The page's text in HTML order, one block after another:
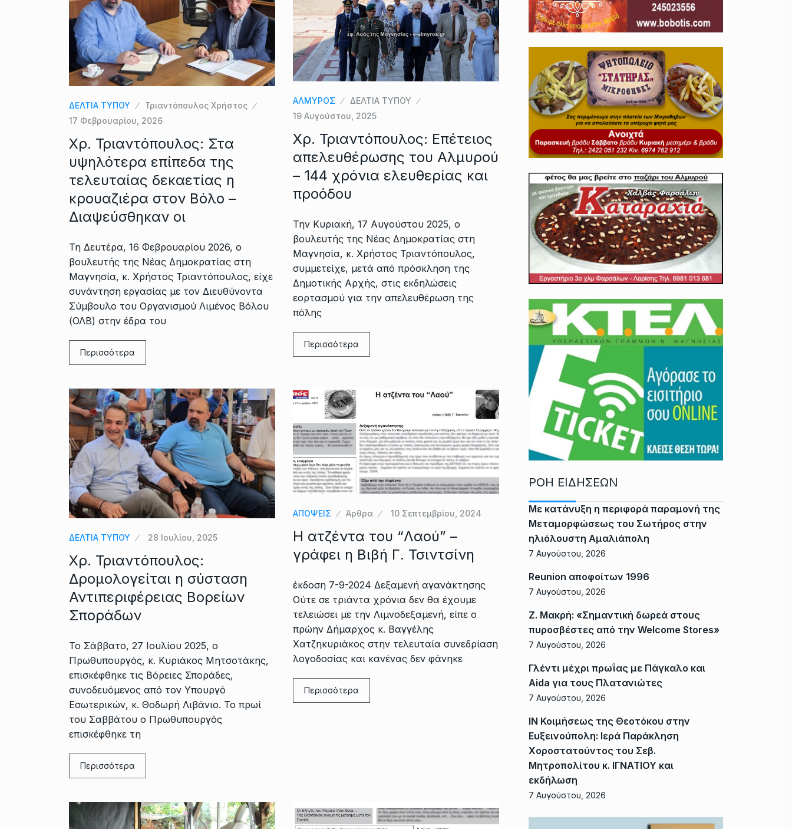
ΔΕΛΤΙΑ ΤΥΠΟΥ
Τριαντόπουλος Χρήστος
17 Φεβρουαρίου, 2026
Χρ. Τριαντόπουλος: Στα
υψηλότερα επίπεδα της
τελευταίας δεκαετίας η
κρουαζιέρα στον Βόλο –
Διαψεύσθηκαν οι
Τη Δευτέρα, 16 Φεβρουαρίου 2026, ο
βουλευτής της Νέας Δημοκρατίας στη
Μαγνησία, κ. Χρήστος Τριαντόπουλος, είχε
συνάντηση εργασίας με τον Διευθύνοντα
Σύμβουλο του Οργανισμού Λιμένος Βόλου
(ΟΛΒ) στην έδρα του
Περισσότερα
ΑΛΜΥΡΟΣ
ΔΕΛΤΙΑ ΤΥΠΟΥ
19 Αυγούστου, 2025
Χρ. Τριαντόπουλος: Επέτειος
απελευθέρωσης του Αλμυρού
– 144 χρόνια ελευθερίας και
προόδου
Την Κυριακή, 17 Αυγούστου 2025, ο
βουλευτής της Νέας Δημοκρατίας στη
Μαγνησία, κ. Χρήστος Τριαντόπουλος,
συμμετείχε, μετά από πρόσκληση της
Δημοτικής Αρχής, στις εκδηλώσεις
εορτασμού για την απελευθέρωση της
πόλης
Περισσότερα
ΔΕΛΤΙΑ ΤΥΠΟΥ 28 Ιουλίου, 2025
Χρ. Τριαντόπουλος:
Δρομολογείται η σύσταση
Αντιπεριφέρειας Βορείων
Σποράδων
Το Σάββατο, 27 Ιουλίου 2025, ο
Πρωθυπουργός, κ. Κυριάκος Μητσοτάκης,
επισκέφθηκε τις Βόρειες Σποράδες,
συνοδευόμενος από τον Υπουργό
Εσωτερικών, κ. Θοδωρή Λιβάνιο. Το πρωί
του Σαββάτου ο Πρωθυπουργός
επισκέφθηκε τη
Περισσότερα
ΑΠΟΨΕΙΣ Άρθρα 10 Σεπτεμβρίου, 2024
Η ατζέντα του “Λαού” –
γράφει η Βιβή Γ. Τσιντσίνη
έκδοση 7-9-2024 Δεξαμενή αγανάκτησης
Ούτε σε τριάντα χρόνια δεν θα έχουμε
τελειώσει με την Λιμνοδεξαμενή, είπε ο
πρώην Δήμαρχος κ. Βαγγέλης
Χατζηκυριάκος στην τελευταία συνεδρίαση
λογοδοσίας και κανένας δεν φάνηκε
Περισσότερα
ΡΟΗ ΕΙΔΗΣΕΩΝ
Με κατάνυξη η περιφορά παραμονή της
Μεταμορφώσεως του Σωτήρος στην
ηλιόλουστη Αμαλιάπολη
7 Αυγούστου, 2026
Reunion αποφοίτων 1996
7 Αυγούστου, 2026
Ζ. Μακρή: «Σημαντική δωρεά στους
πυροσβέστες από την Welcome Stores»
7 Αυγούστου, 2026
Γλέντι μέχρι πρωΐας με Πάγκαλο και
Aida για τους Πλατανιώτες
7 Αυγούστου, 2026
ΙΝ Κοιμήσεως της Θεοτόκου στην
Ευξεινούπολη: Ιερά Παράκληση
Χοροστατούντος του Σεβ.
Μητροπολίτου κ. ΙΓΝΑΤΙΟΥ και
εκδήλωση
7 Αυγούστου, 2026